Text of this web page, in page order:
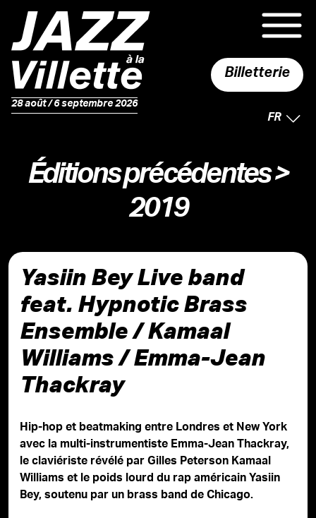
28 août / 6 septembre 2026
Billetterie
FR
Éditions précédentes>
2019
Yasiin Bey Live band
feat. Hypnotic Brass
Ensemble / Kamaal
Williams / Emma-Jean
Thackray
Hip-hop et beatmaking entre Londres et New York
avec la multi-instrumentiste Emma-Jean Thackray,
le claviériste révélé par Gilles Peterson Kamaal
Williams et le poids lourd du rap américain Yasiin
Bey, soutenu par un brass band de Chicago.